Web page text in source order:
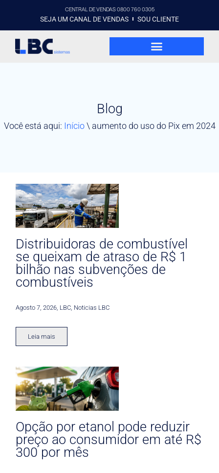
CENTRAL DE VENDAS 0800 760 0305
SEJA UM CANAL DE VENDAS SOU CLIENTE
Blog
Você está aqui: Início\ aumento do uso do Pix em 2024
Distribuidoras de combustível
se queixam de atraso de R$ 1
bilhão nas subvenções de
combustíveis
Agosto 7, 2026 LBC Noticias LBC
Leia mais
Opção por etanol pode reduzir
preço ao consumidor em até R$
300 por mês